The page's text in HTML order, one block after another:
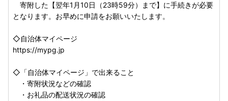
寄附した【翌年1月10日（23時59分）まで】に手続きが必要
となります。お早めに申請をお願いいたします。
◇自治体マイページ
https://mypg.jp
◇「自治体マイページ」で出来ること
・寄附状況などの確認
・お礼品の配送状況の確認